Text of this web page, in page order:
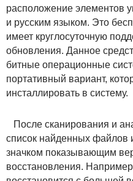
расположение элементов
и русским языком. Это
имеет круглосуточную
обновления. Данное
битные операционные
портативный вариант,
инсталлировать в систему.
После сканирования и
список найденных файлов
значком показывающим
восстановления.